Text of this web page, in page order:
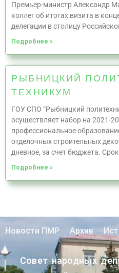
Премьер-министр Александр
коллег об итогах визита в
делегации в столицу
Подробнее »
РЫБНИЦКИЙ
ТЕХНИКУМ
ГОУ СПО “Рыбницкий
осуществляет набор на 2021-
профессиональное
отделочных строительных
дневное, за счет бюджета.
Подробнее »
Новости ПМР Архив
Совет народных